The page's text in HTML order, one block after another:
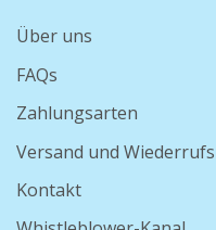
Über uns
FAQs
Zahlungsarten
Versand und
Kontakt